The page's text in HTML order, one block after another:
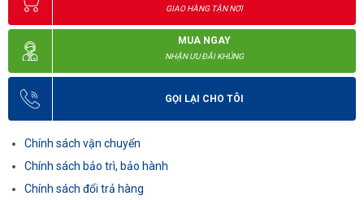
GIAO HÀNG TẬN NƠI
MUA NGAY
NHẬN ƯU ĐÃI KHỦNG
GỌI LẠI CHO TÔI
Chính sách vận chuyển
Chính sách bảo trì, bảo hành
Chính sách đổi trả hàng